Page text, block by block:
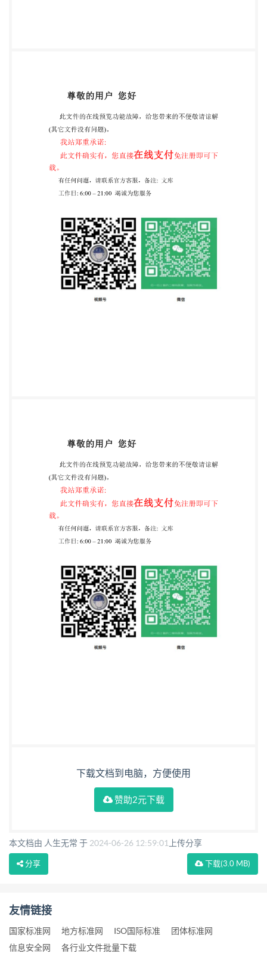
下载文档到电脑，方便使用
赞助2元下载
本文档由 人生无常 于 2024-06-26 12:59:01 上传分享
下载(3.0 MB)
分享
友情链接
国家标准网 地方标准网 ISO国际标准
团体标准网
信息安全网
各行业文件批量下载